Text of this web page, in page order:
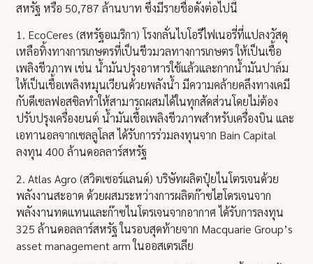
สหรัฐ หรือ 50,787 ล้านบาท ซึ่งมีรายชื่อดังต่อไปนี้
1. EcoCeres (สหรัฐอเมริกา) โรงกลั่นไบโอรีไฟเนอรี่ที่แปลงวัสดุ
เหลือทิ้งทางการเกษตรที่เป็นชีวมวลทางการเกษตร ให้เป็นเชื้อ
เพลิงชีวภาพ เช่น น้ำมันปรุงอาหารใช้แล้วและกากน้ำมันปาล์ม
ให้เป็นเชื้อเพลิงหมุนเวียนด้วยพลังน้ำ มีความคล้ายคลึงทางเคมี
กับดีเซลฟอสซิลทำให้สามารถผสมได้ในทุกสัดส่วนโดยไม่ต้อง
ปรับปรุงเครื่องยนต์ น้ำมันเชื้อเพลิงชีวภาพสำหรับเครื่องบิน และ
เอทานอลจากเซลลูโลส ได้รับการร่วมลงทุนจาก Bain Capital
ลงทุน 400 ล้านดอลลาร์สหรัฐ
2. Atlas Agro (สวิตเซอร์แลนด์) บริษัทผลิตปุ๋ยไนโตรเจนด้วย
พลังงานสะอาด ด้วยผสมระหว่างการผลิตก๊าซไฮโดรเจนจาก
พลังงานทดแทนและก๊าซไนโตรเจนจากอากาศ ได้รับการลงทุน
325 ล้านดอลลาร์สหรัฐ ในรอบสุดท้ายจาก Macquarie Group’s
asset management arm ในออสเตรเลีย